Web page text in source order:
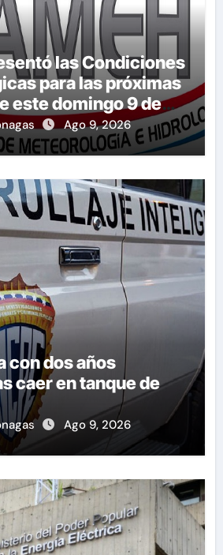
las Condiciones
para las próximas
este domingo 9 de
Ago 9, 2026
con dos años
caer en tanque de
Ago 9, 2026